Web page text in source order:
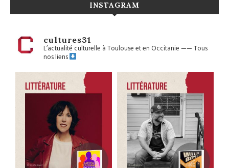
INSTAGRAM
cultures31
L’actualité culturelle à Toulouse et en Occitanie——Tous
nos liens